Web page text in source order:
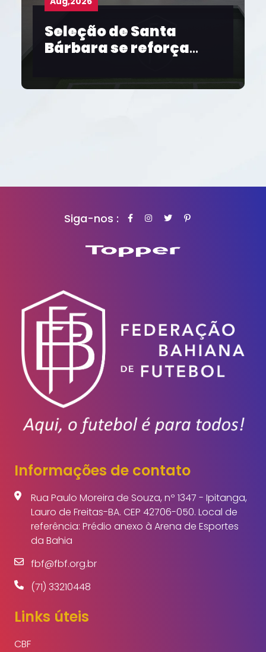
Seleção de Santa
Bárbara se reforça
2026
Siga-nos :
Informações de contato
Rua Paulo Moreira de Souza, nº 1347 - Ipitanga,
Lauro de Freitas-BA. CEP 42706-050. Local de
referência: Prédio anexo à Arena de Esportes
da Bahia
fbf@fbf.org.br
(71) 33210448
Links úteis
CBF